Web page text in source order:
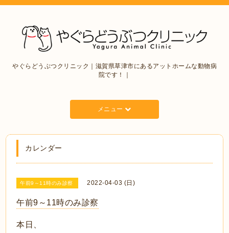
やぐらどうぶつクリニック｜滋賀県草津市にあるアットホームな動物病
院です！｜
メニュー
カレンダー
午前9～11時のみ診察 2022-04-03 (日)
午前9～11時のみ診察
本日、